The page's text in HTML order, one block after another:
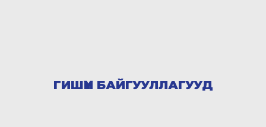
ГИШҮҮН БАЙГУУЛЛАГУУД